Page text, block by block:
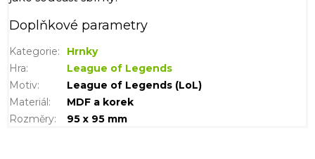
Doplňkové parametry
Kategorie:
Hrnky
Hra:
League of Legends
Motiv:
League of Legends (LoL)
Materiál:
MDF a korek
Rozměry: 95 x 95 mm